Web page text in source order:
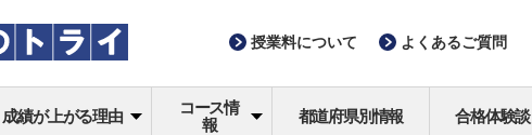
授業料について よくあるご質問
成績が上がる理由
コース情
報
都道府県別情報 合格体験談